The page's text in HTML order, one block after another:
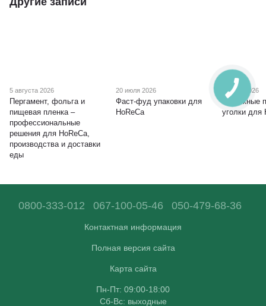
5 августа 2026
Пергамент, фольга и
пищевая пленка –
профессиональные
решения для HoReCa,
производства и доставки
еды
20 июля 2026
Фаст-фуд упаковки для
HoReCa
8 июля 2026
Бумажные
уголки для
0800-333-012 067-100-05-46 050-479-68-36
Контактная информация
Полная версия сайта
Карта сайта
Пн-Пт: 09:00-18:00
Сб-Вс: выходные